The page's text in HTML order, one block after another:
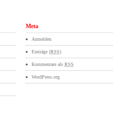
Meta
Anmelden
Einträge (RSS)
Kommentare als RSS
WordPress.org